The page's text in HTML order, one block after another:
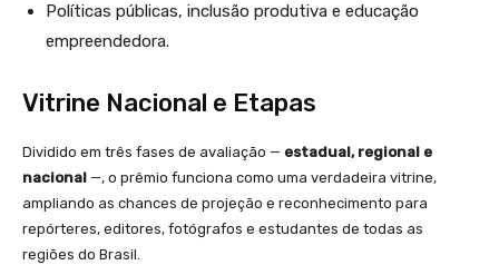
Políticas públicas, inclusão produtiva e educação
empreendedora.
Vitrine Nacional e Etapas
Dividido em três fases de avaliação — estadual, regional e
nacional —, o prêmio funciona como uma verdadeira vitrine,
ampliando as chances de projeção e reconhecimento para
repórteres, editores, fotógrafos e estudantes de todas as
regiões do Brasil.